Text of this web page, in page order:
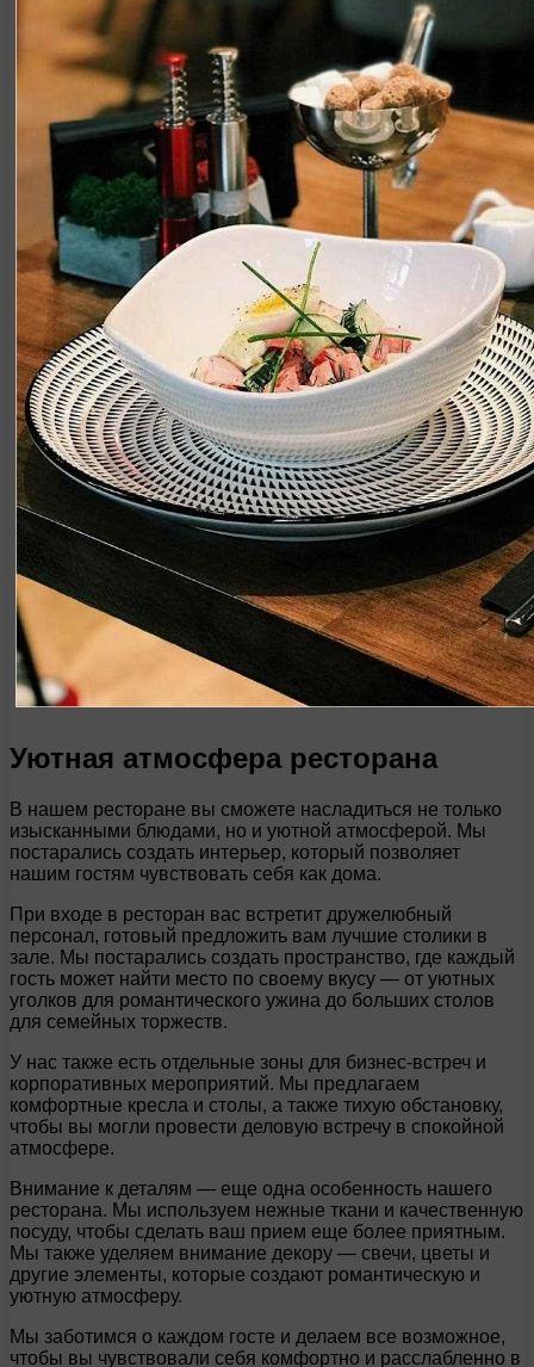
Уютная атмосфера ресторана
В нашем ресторане вы сможете насладиться не только
изысканными блюдами, но и уютной атмосферой. Мы
постарались создать интерьер, который позволяет
нашим гостям чувствовать себя как дома.
При входе в ресторан вас встретит дружелюбный
персонал, готовый предложить вам лучшие столики в
зале. Мы постарались создать пространство, где каждый
гость может найти место по своему вкусу — от уютных
уголков для романтического ужина до больших столов
для семейных торжеств.
У нас также есть отдельные зоны для бизнес-встреч и
корпоративных мероприятий. Мы предлагаем
комфортные кресла и столы, а также тихую обстановку,
чтобы вы могли провести деловую встречу в спокойной
атмосфере.
Внимание к деталям — еще одна особенность нашего
ресторана. Мы используем нежные ткани и качественную
посуду, чтобы сделать ваш прием еще более приятным.
Мы также уделяем внимание декору — свечи, цветы и
другие элементы, которые создают романтическую и
уютную атмосферу.
Мы заботимся о каждом госте и делаем все возможное,
чтобы вы чувствовали себя комфортно и расслабленно в